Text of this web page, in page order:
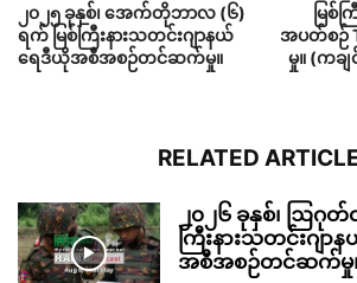
၂၀၂၅ ခုနှစ်၊ အေက်တိုဘာလ (၆)
ရက် မြစ်ကြီးနားသတင်းဂျာနယ်
ရေဒီယိုအစီအစဉ်တင်ဆက်မှု။
မြစ်
အပတ်စဉ်
မှု။ (ကခ
RELATED
၂၀၂၆ ခုနှစ်၊ ဩဂု
ကြီးနားသတင်းဂျာ
အစီအစဉ်တင်ဆက်မှု